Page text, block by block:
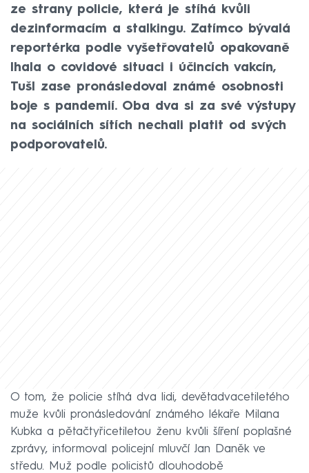
ze strany policie, která je stíhá kvůli
dezinformacím a stalkingu. Zatímco bývalá
reportérka podle vyšetřovatelů opakovaně
lhala o covidové situaci i účincích vakcín,
Tušl zase pronásledoval známé osobnosti
boje s pandemií. Oba dva si za své výstupy
na sociálních sítích nechali platit od svých
podporovatelů.
O tom, že policie stíhá dva lidi, devětadvacetiletého
muže kvůli pronásledování známého lékaře Milana
Kubka a pětačtyřicetiletou ženu kvůli šíření poplašné
zprávy, informoval policejní mluvčí Jan Daněk ve
středu. Muž podle policistů dlouhodobě